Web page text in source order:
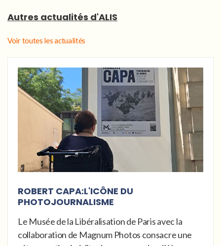
Autres actualités d'ALIS
Voir toutes les actualités
ROBERT CAPA:L'ICÔNE DU
PHOTOJOURNALISME
Le Musée de la Libéralisation de Paris avec la
collaboration de Magnum Photos consacre une